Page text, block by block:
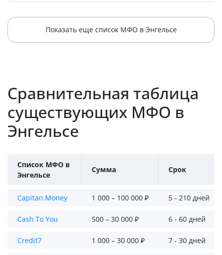
Показать еще список МФО в Энгельсе
Сравнительная таблица
существующих МФО в
Энгельсе
Список МФО в
Энгельсе
Сумма Срок
Capitan.Money 1 000 – 100 000 ₽ 5 - 210 дней
Cash To You 500 – 30 000 ₽ 6 - 60 дней
Credit7 1 000 – 30 000 ₽ 7 - 30 дней